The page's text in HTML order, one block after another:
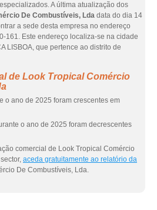
A última atualização dos
De Combustíveis, Lda data do dia 14
a sede desta empresa no endereço
161. Este endereço localiza-se na cidade
LISBOA, que pertence ao distrito de
de Look Tropical Comércio
o ano de 2025 foram crescentes em
o ano de 2025 foram decrescentes
comercial de Look Tropical Comércio
aceda gratuitamente ao relatório da
De Combustíveis, Lda.